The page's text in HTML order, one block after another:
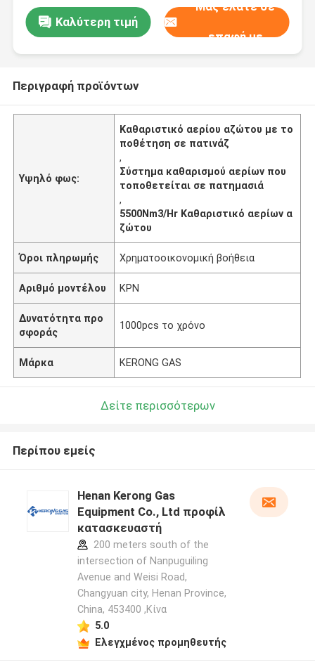
Καλύτερη τιμή
Μας ελάτε σε
επαφή με
Περιγραφή προϊόντων
Υψηλό φως:
Καθαριστικό αερίου αζώτου με το
ποθέτηση σε πατινάζ
,
Σύστημα καθαρισμού αερίων που
τοποθετείται σε πατημασιά
,
5500Nm3/Hr Καθαριστικό αερίων α
ζώτου
Όροι πληρωμής Χρηματοοικονομική βοήθεια
Αριθμό μοντέλου ΚΡΝ
Δυνατότητα προ
σφοράς
1000pcs το χρόνο
Μάρκα KERONG GAS
Δείτε περισσότερων
Περίπου εμείς
Henan Kerong Gas
Equipment Co., Ltd προφίλ
κατασκευαστή
200 meters south of the
intersection of Nanpuguiling
Avenue and Weisi Road,
Changyuan city, Henan Province,
China, 453400 ,Κίνα
5.0
Ελεγχμένος προμηθευτής